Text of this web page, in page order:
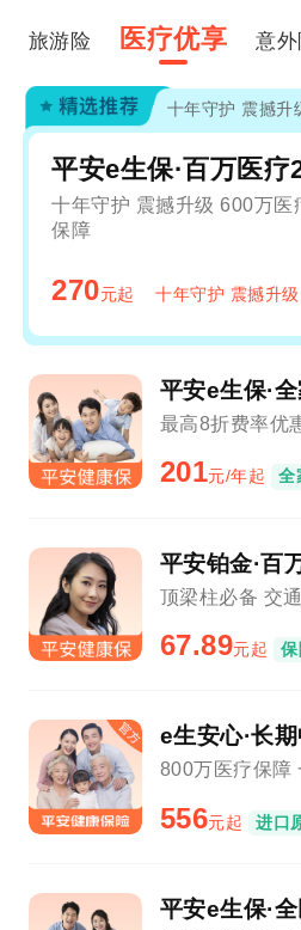
旅游险 医疗优享 意外
十年守护 震撼升
平安e生保·百万医疗
十年守护 震撼升级 600万医
保障
270元起 十年守护 震撼升级
平安e生保·
最高8折费率优
201元/年起 全
平安铂金·百
67.89元起
e生安心·长
800万医疗保障
556元起 进口
平安e生保·